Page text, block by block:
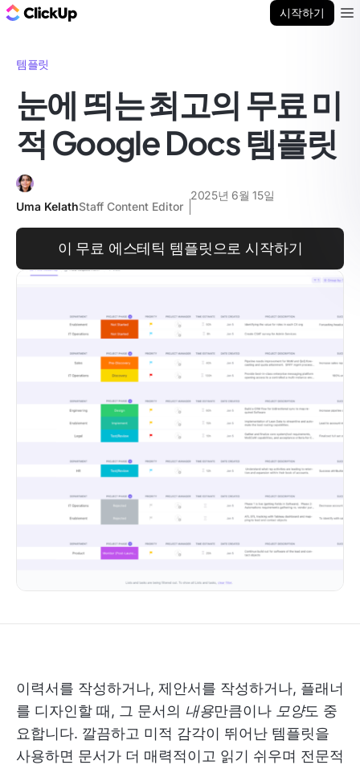
시작하기
템플릿
눈에 띄는 최고의 무료 미
적 Google Docs 템플릿
Uma KelathStaff Content Editor
2025년 6월 15일
이 무료 에스테틱 템플릿으로 시작하기
이력서를 작성하거나, 제안서를 작성하거나, 플래너
를 디자인할 때, 그 문서의 내용만큼이나 모양도 중
요합니다. 깔끔하고 미적 감각이 뛰어난 템플릿을
사용하면 문서가 더 매력적이고 읽기 쉬우며 전문적